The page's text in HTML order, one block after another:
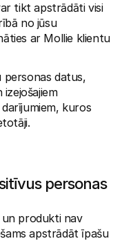
tikt apstrādāti visi
no jūsu
ar Mollie klientu
datus,
kuros
personas
un produkti nav
apstrādāt īpašu